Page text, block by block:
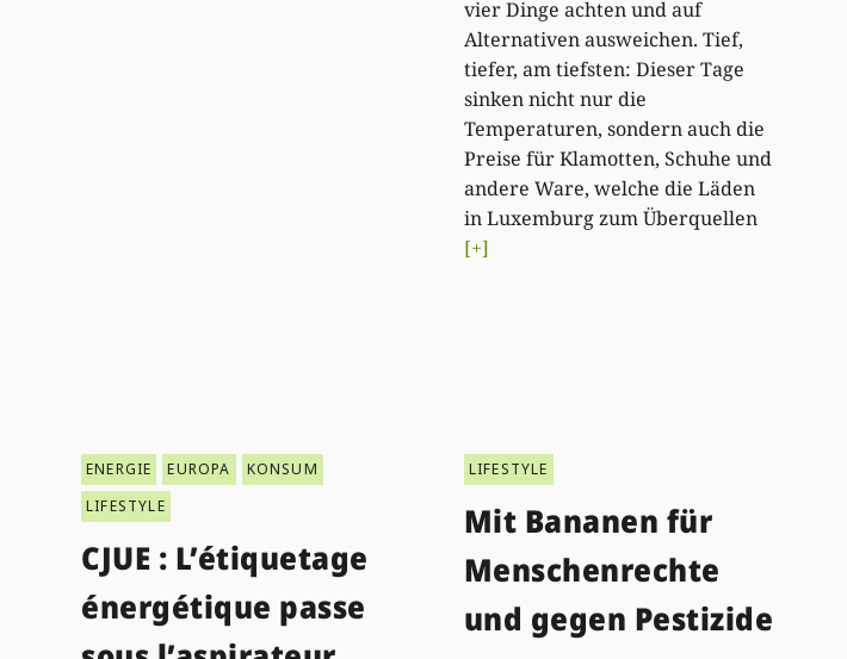
vier Dinge achten und auf
Alternativen ausweichen. Tief,
tiefer, am tiefsten: Dieser Tage
sinken nicht nur die
Temperaturen, sondern auch die
Preise für Klamotten, Schuhe und
andere Ware, welche die Läden
in Luxemburg zum Überquellen
[+]
ENERGIE EUROPA
KONSUM
LIFESTYLE
CJUE : L’étiquetage
énergétique passe
LIFESTYLE
Mit Bananen für
Menschenrechte
und gegen Pestizide